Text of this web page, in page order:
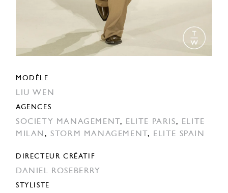
MODÈLE
LIU WEN
AGENCES
SOCIETY MANAGEMENT , ELITE PARIS, ELITE
MILAN,STORM MANAGEMENT , ELITE SPAIN
DIRECTEUR CRÉATIF
DANIEL ROSEBERRY
STYLISTE